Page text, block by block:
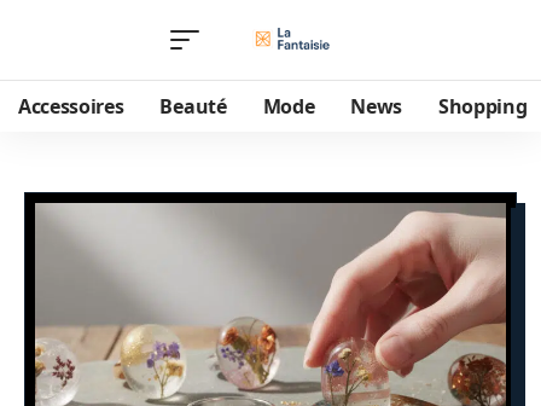
Accessoires Beauté Mode News Shopping